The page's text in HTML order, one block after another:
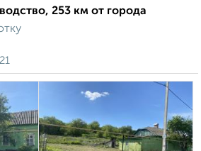
253 км от города